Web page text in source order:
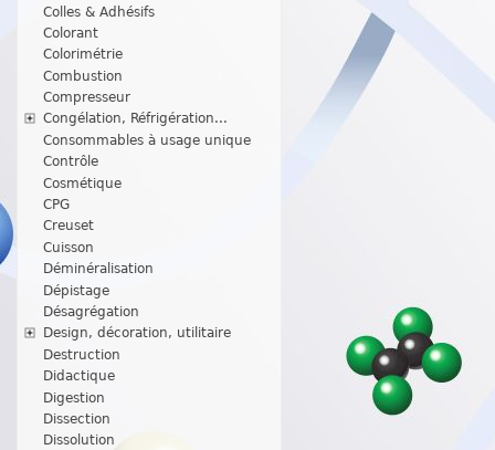
Colles & Adhésifs
Colorant
Colorimétrie
Combustion
Compresseur
Congélation, Réfrigération...
Consommables à usage unique
Contrôle
Cosmétique
CPG
Creuset
Cuisson
Déminéralisation
Dépistage
Désagrégation
Design, décoration, utilitaire
Destruction
Didactique
Digestion
Dissection
Dissolution